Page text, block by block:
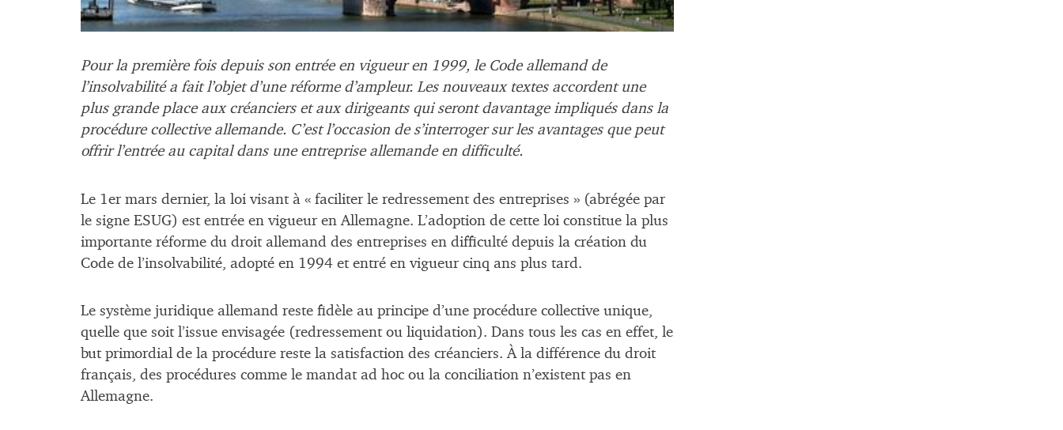
Pour la première fois depuis son entrée en vigueur en 1999, le Code allemand de
l’insolvabilité a fait l’objet d’une réforme d’ampleur. Les nouveaux textes accordent une
plus grande place aux créanciers et aux dirigeants qui seront davantage impliqués dans la
procédure collective allemande. C’est l’occasion de s’interroger sur les avantages que peut
offrir l’entrée au capital dans une entreprise allemande en difficulté.
Le 1er mars dernier, la loi visant à « faciliter le redressement des entreprises » (abrégée par
le signe ESUG) est entrée en vigueur en Allemagne. L’adoption de cette loi constitue la plus
importante réforme du droit allemand des entreprises en difficulté depuis la création du
Code de l’insolvabilité, adopté en 1994 et entré en vigueur cinq ans plus tard.
Le système juridique allemand reste fidèle au principe d’une procédure collective unique,
quelle que soit l’issue envisagée (redressement ou liquidation). Dans tous les cas en effet, le
but primordial de la procédure reste la satisfaction des créanciers. À la différence du droit
français, des procédures comme le mandat ad hoc ou la conciliation n’existent pas en
Allemagne.